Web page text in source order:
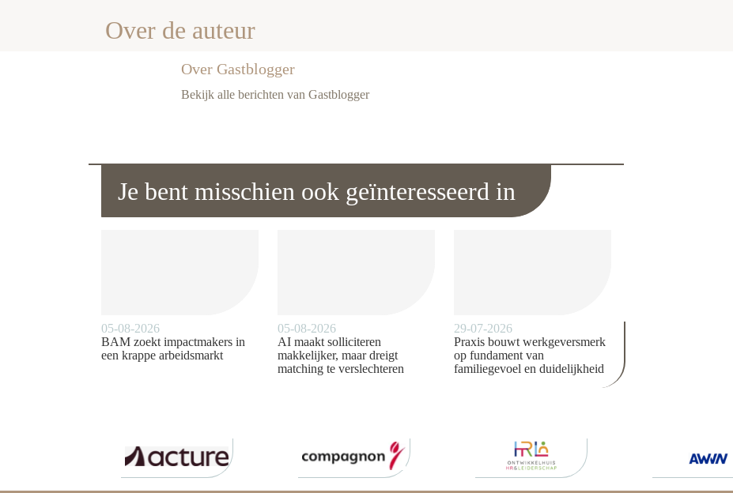
Over de auteur
Over Gastblogger
Bekijk alle berichten van Gastblogger
Je bent misschien ook geïnteresseerd in
05-08-2026
BAM zoekt impactmakers in
een krappe arbeidsmarkt
05-08-2026
AI maakt solliciteren
makkelijker, maar dreigt
matching te verslechteren
29-07-2026
Praxis bouwt werkgeversmerk
op fundament van
familiegevoel en duidelijkheid